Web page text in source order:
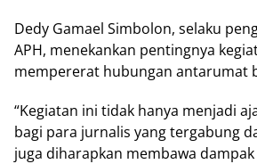
Dedy Gamael Simbolon, selaku
APH, menekankan pentingnya
mempererat hubungan antarumat
“Kegiatan ini tidak hanya menjadi
bagi para jurnalis yang tergabung
juga diharapkan membawa